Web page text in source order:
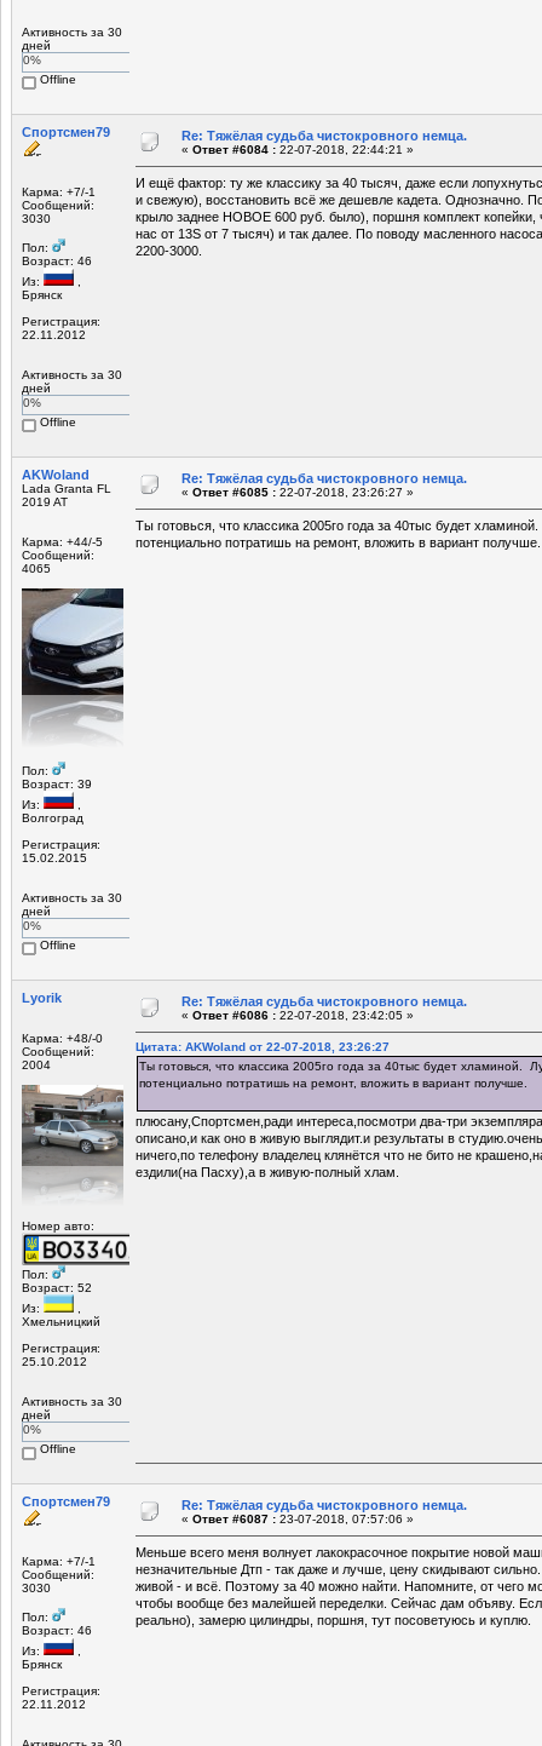
Активность за 30
дней
0%
Offline
Спортсмен79
Карма: +7/-1
Сообщений:
3030
Пол:
Возраст: 46
Из:
Брянск
Регистрация:
22.11.2012
Активность за 30
дней
0%
Offline
Re: Тяжёлая судьба чистокровного немца.
« Ответ #6084 : 22-07-2018, 22:44:21 »
И ещё фактор: ту же классику за 40 тысяч, даже если
и свежую), восстановить всё же дешевле кадета. Однозначно.
крыло заднее НОВОЕ 600 руб. было), поршня комплект копейки,
нас от 13S от 7 тысяч) и так далее. По поводу масленного
2200-3000.
AKWoland
Lada Granta FL
2019 AT
Карма: +44/-5
Сообщений:
4065
Пол:
Возраст: 39
Из:
Волгоград
Регистрация:
15.02.2015
Активность за 30
дней
0%
Offline
Re: Тяжёлая судьба чистокровного немца.
« Ответ #6085 : 22-07-2018, 23:26:27 »
Ты готовься, что классика 2005го года за 40тыс будет
потенциально потратишь на ремонт, вложить в вариант получше.
Lyorik
Карма: +48/-0
Сообщений:
2004
Номер авто:
Пол:
Возраст: 52
Из:
,
Хмельницкий
Регистрация:
25.10.2012
Активность за 30
дней
0%
Offline
Re: Тяжёлая судьба чистокровного немца.
« Ответ #6086 : 22-07-2018, 23:42:05 »
Цитата: AKWoland от 22-07-2018, 23:26:27
Ты готовься, что классика 2005го года за 40тыс будет хламиной.
потенциально потратишь на ремонт, вложить в вариант получше.
плюсану,Спортсмен,ради интереса,посмотри два-три
описано,и как оно в живую выглядит.и результаты в
ничего,по телефону владелец клянётся что не бито не
ездили(на Пасху),а в живую-полный хлам.
Спортсмен79
Карма: +7/-1
Сообщений:
3030
Пол:
Возраст: 46
Из:
Брянск
Регистрация:
22.11.2012
Re: Тяжёлая судьба чистокровного немца.
« Ответ #6087 : 23-07-2018, 07:57:06 »
Меньше всего меня волнует лакокрасочное покрытие новой
незначительные Дтп - так даже и лучше, цену скидывают сильно.
живой - и всё. Поэтому за 40 можно найти. Напомните, от чего
чтобы вообще без малейшей переделки. Сейчас дам объяву.
реально), замерю цилиндры, поршня, тут посоветуюсь и куплю.